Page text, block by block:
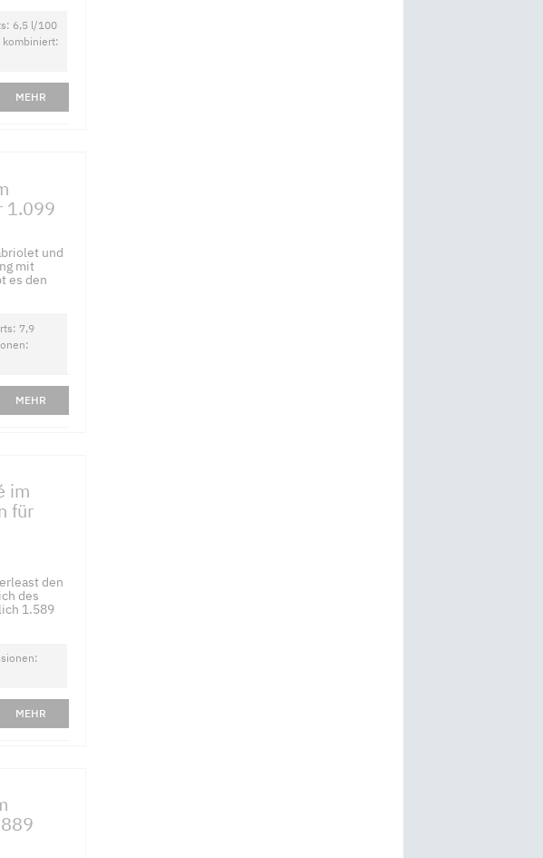
6,5 l/100
kombiniert:
MEHR
1.099
und
mit
es den
7,9
MEHR
im
für
den
des
1.589
MEHR